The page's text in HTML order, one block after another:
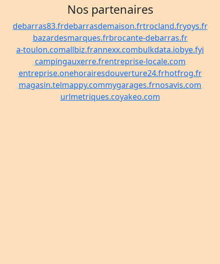
Nos partenaires
debarras83.frdebarrasdemaison.frtrocland.fryoys.fr
bazardesmarques.frbrocante-debarras.fr
a-toulon.comallbiz.frannexx.combulkdata.iobye.fyi
campingauxerre.frentreprise-locale.com
entreprise.onehorairesdouverture24.frhotfrog.fr
magasin.telmappy.commygarages.frnosavis.com
urlmetriques.coyakeo.com